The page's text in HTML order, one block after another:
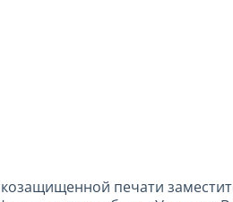
печати